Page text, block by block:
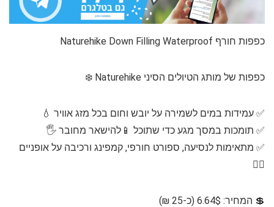
כפפות חורף Naturehike Down Filling Waterproof
כפפות של מותג הטיולים הסיני Naturehike ❄️
✅ עמידות במים לשמירה על יובש וחום בכל מזג אוויר 💧
✅ תומכות במסך מגע כדי שתוכל 📱להישאר מחובר 🖐️
✅ מתאימות לנסיעה, ספורט חורפי, קמפינג ורכיבה על אופניים
🚵‍♂️
💲 המחיר: 6.64$ (כ-25 ₪)